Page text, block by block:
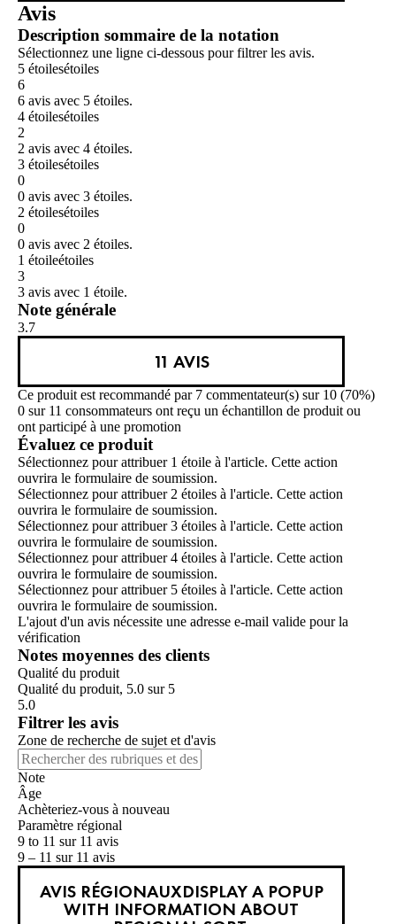
Avis
Description sommaire de la notation
Sélectionnez une ligne ci-dessous pour filtrer les avis.
5 étoilesétoiles
6
6 avis avec 5 étoiles.
4 étoilesétoiles
2
2 avis avec 4 étoiles.
3 étoilesétoiles
0
0 avis avec 3 étoiles.
2 étoilesétoiles
0
0 avis avec 2 étoiles.
1 étoileétoiles
3
3 avis avec 1 étoile.
Note générale
3.7
11 AVIS
Ce produit est recommandé par 7 commentateur(s) sur 10 (70%)
0 sur 11 consommateurs ont reçu un échantillon de produit ou
ont participé à une promotion
Évaluez ce produit
Sélectionnez pour attribuer 1 étoile à l'article. Cette action
ouvrira le formulaire de soumission.
Sélectionnez pour attribuer 2 étoiles à l'article. Cette action
ouvrira le formulaire de soumission.
Sélectionnez pour attribuer 3 étoiles à l'article. Cette action
ouvrira le formulaire de soumission.
Sélectionnez pour attribuer 4 étoiles à l'article. Cette action
ouvrira le formulaire de soumission.
Sélectionnez pour attribuer 5 étoiles à l'article. Cette action
ouvrira le formulaire de soumission.
L'ajout d'un avis nécessite une adresse e-mail valide pour la
vérification
Notes moyennes des clients
Qualité du produit
Qualité du produit, 5.0 sur 5
5.0
Filtrer les avis
Zone de recherche de sujet et d'avis
Note
Âge
Achèteriez-vous à nouveau
Paramètre régional
9 to 11 sur 11 avis
9 – 11 sur 11 avis
AVIS RÉGIONAUXDISPLAY A POPUP
WITH INFORMATION ABOUT